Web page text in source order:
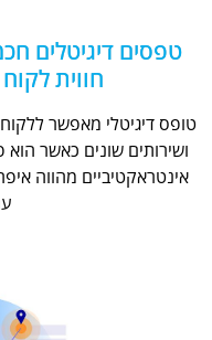
טפסים דיגיטלים
חווית
טופס דיגיטלי מאפשר
ושירותים שונים כאשר
אינטראקטיביים מהווה